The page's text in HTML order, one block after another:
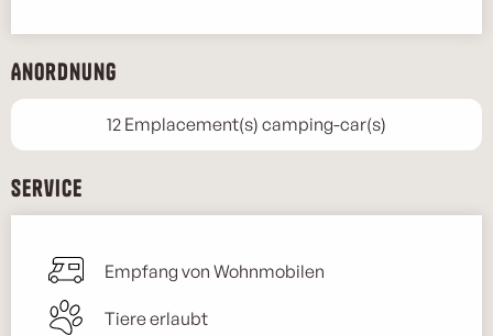
Anordnung
12 Emplacement(s) camping-car(s)
Service
Empfang von Wohnmobilen
Tiere erlaubt